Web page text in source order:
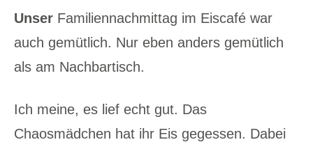
Unser Familiennachmittag im Eiscafé war
auch gemütlich. Nur eben anders gemütlich
als am Nachbartisch.
Ich meine, es lief echt gut. Das
Chaosmädchen hat ihr Eis gegessen. Dabei